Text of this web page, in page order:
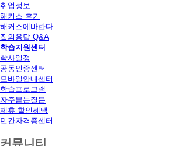
취업정보
해커스 후기
해커스에바란다
질의응답 Q&A
학습지원센터
학사일정
공동인증센터
모바일안내센터
학습프로그램
자주묻는질문
제휴 할인혜택
민간자격증센터
커뮤니티